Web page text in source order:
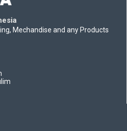
Mechandise and any Products